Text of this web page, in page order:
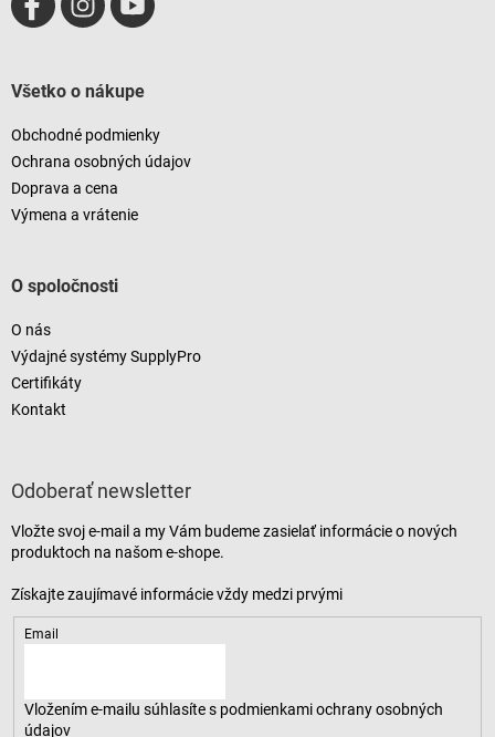
Všetko o nákupe
Obchodné podmienky
Ochrana osobných údajov
Doprava a cena
Výmena a vrátenie
O spoločnosti
O nás
Výdajné systémy SupplyPro
Certifikáty
Kontakt
Odoberať newsletter
Vložte svoj e-mail a my Vám budeme zasielať informácie o nových
produktoch na našom e-shope.
Email
Vložením e-mailu súhlasíte s podmienkami ochrany osobných
údajov